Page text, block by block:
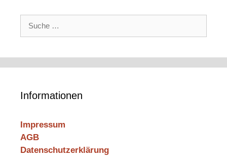
Suche
Informationen
Impressum
AGB
Datenschutzerklärung